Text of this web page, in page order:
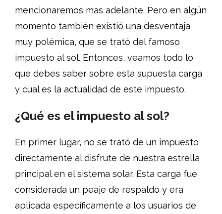
mencionaremos mas adelante. Pero en algún
momento también existió una desventaja
muy polémica, que se trató del famoso
impuesto al sol. Entonces, veamos todo lo
que debes saber sobre esta supuesta carga
y cual es la actualidad de este impuesto.
¿Qué es el impuesto al sol?
En primer lugar, no se trató de un impuesto
directamente al disfrute de nuestra estrella
principal en el sistema solar. Esta carga fue
considerada un peaje de respaldo y era
aplicada específicamente a los usuarios de